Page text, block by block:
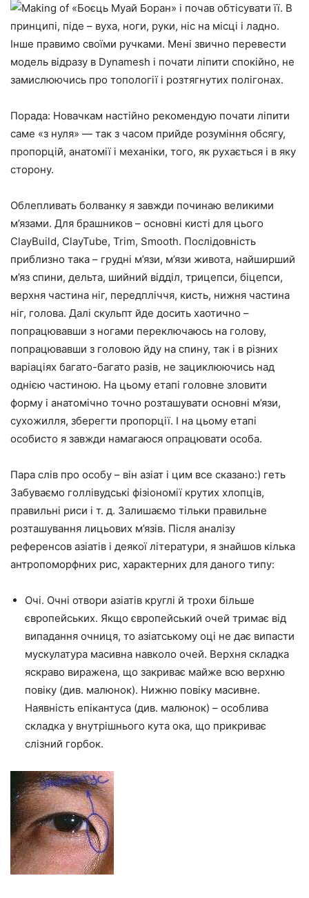
і почав обтісувати її. В
принципі, піде – вуха, ноги, руки, ніс на місці і ладно.
Інше правимо своїми ручками. Мені звично перевести
модель відразу в Dynamesh і почати ліпити спокійно, не
замислюючись про топології і розтягнутих полігонах.
Порада: Новачкам настійно рекомендую почати ліпити
саме «з нуля» — так з часом прийде розуміння обсягу,
пропорцій, анатомії і механіки, того, як рухається і в яку
сторону.
Облепливать болванку я завжди починаю великими
м’язами. Для брашников – основні кисті для цього
ClayBuild, ClayTube, Trim, Smooth. Послідовність
приблизно така – грудні м’язи, м’язи живота, найширший
м’яз спини, дельта, шийний відділ, трицепси, біцепси,
верхня частина ніг, передпліччя, кисть, нижня частина
ніг, голова. Далі скульпт йде досить хаотично –
попрацювавши з ногами переключаюсь на голову,
попрацювавши з головою йду на спину, так і в різних
варіаціях багато-багато разів, не зациклюючись над
однією частиною. На цьому етапі головне зловити
форму і анатомічно точно розташувати основні м’язи,
сухожилля, зберегти пропорції. І на цьому етапі
особисто я завжди намагаюся опрацювати особа.
Пара слів про особу – він азіат і цим все сказано:) геть
Забуваємо голлівудські фізіономії крутих хлопців,
правильні риси і т. д. Залишаємо тільки правильне
розташування лицьових м’язів. Після аналізу
референсов азіатів і деякої літератури, я знайшов кілька
антропоморфних рис, характерних для даного типу:
Очі. Очні отвори азіатів круглі й трохи більше
європейських. Якщо європейський очей тримає від
випадання очниця, то азіатському оці не дає випасти
мускулатура масивна навколо очей. Верхня складка
яскраво виражена, що закриває майже всю верхню
повіку (див. малюнок). Нижню повіку масивне.
Наявність епікантуса (див. малюнок) – особлива
складка у внутрішнього кута ока, що прикриває
слізний горбок.